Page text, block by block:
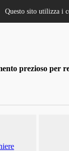
prezioso per
Questo sito utilizza i